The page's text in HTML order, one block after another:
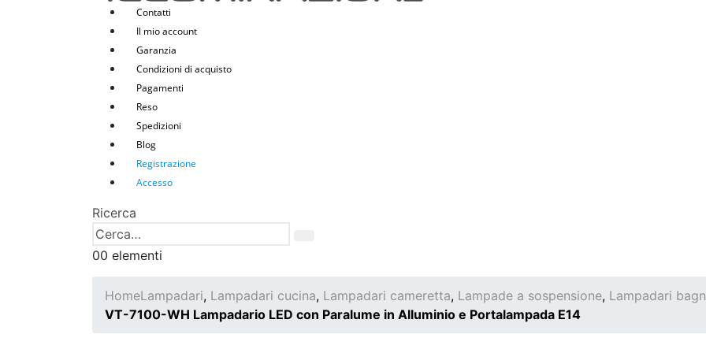
Contatti
Il mio account
Garanzia
Condizioni di acquisto
Pagamenti
Reso
Spedizioni
Blog
Registrazione
Accesso
Ricerca
00 elementi
HomeLampadari, Lampadari cucina, Lampadari cameretta, Lampade a sospensione, Lampadari
VT-7100-WH Lampadario LED con Paralume in Alluminio e Portalampada E14